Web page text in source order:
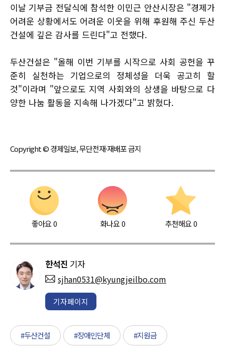
이날 기부금 전달식에 참석한 이민근 안산시장은 "경제가
어려운 상황에서도 어려운 이웃을 위해 후원해 주신 두산
건설에 깊은 감사를 드린다"고 전했다.
두산건설은 "올해 이번 기부를 시작으로 사회 공헌을 꾸
준히 실천하는 기업으로의 정체성을 더욱 공고히 할
것"이라며 "앞으로도 지역 사회와의 상생을 바탕으로 다
양한 나눔 활동을 지속해 나가겠다"고 밝혔다.
Copyright © 경제일보, 무단전재·재배포 금지
좋아요0 화나요0 추천해요 0
한석진 기자
sjhan0531@kyungjeilbo.com
기자페이지
#두산건설 #장애인단체 #지원금